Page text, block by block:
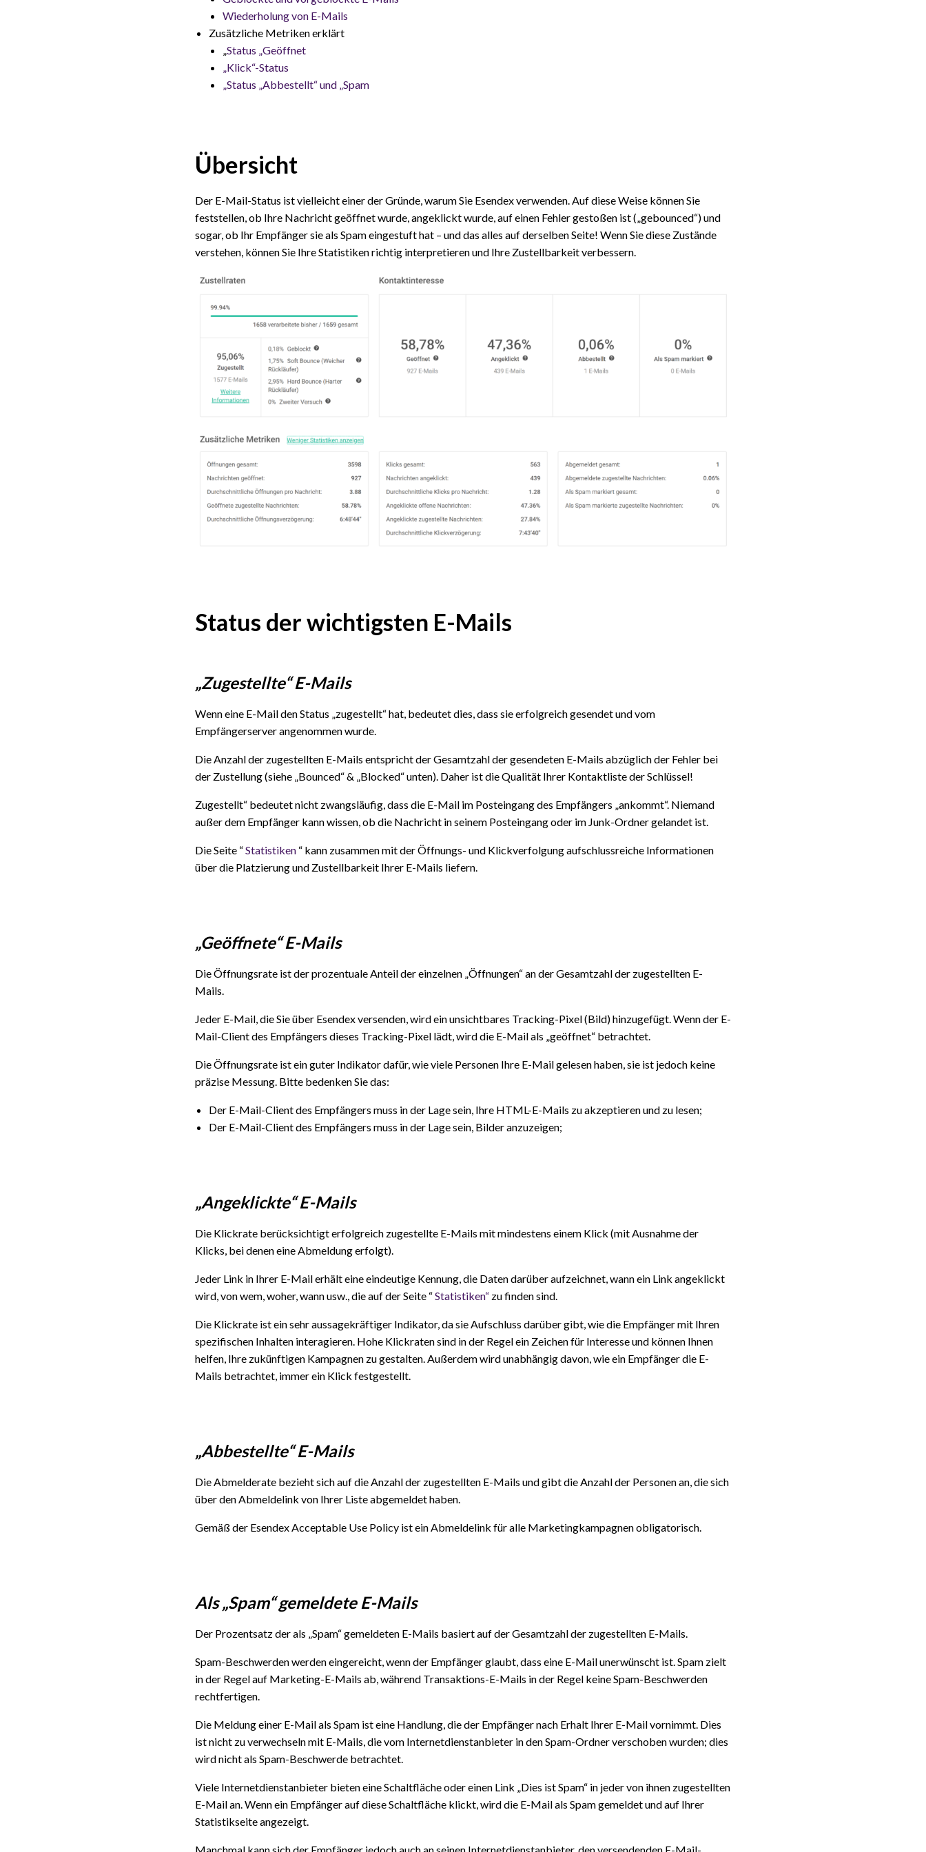
Wiederholung von E-Mails
Zusätzliche Metriken erklärt
Status „Geöffnet
„Klick“-Status
„Status „Abbestellt“ und „Spam
Übersicht
Der E-Mail-Status ist vielleicht einer der Gründe, warum Sie Esendex verwenden. Auf diese Weise können Sie
feststellen, ob Ihre Nachricht geöffnet wurde, angeklickt wurde, auf einen Fehler gestoßen ist („gebounced“) und
sogar, ob Ihr Empfänger sie als Spam eingestuft hat – und das alles auf derselben Seite! Wenn Sie diese Zustände
verstehen, können Sie Ihre Statistiken richtig interpretieren und Ihre Zustellbarkeit verbessern.
Status der wichtigsten E-Mails
„Zugestellte“ E-Mails
Wenn eine E-Mail den Status „zugestellt“ hat, bedeutet dies, dass sie erfolgreich gesendet undvom
Empfängerserver angenommenwurde.
Die Anzahl der zugestellten E-Mails entspricht der Gesamtzahl der gesendeten E-Mails abzüglich der Fehler bei
der Zustellung (siehe „Bounced“ & „Blocked“ unten). Daher ist die Qualität Ihrer Kontaktliste der Schlüssel!
Zugestellt“ bedeutet nicht zwangsläufig, dass die E-Mail im Posteingang des Empfängers „ankommt“. Niemand
außer dem Empfänger kann wissen, ob die Nachricht in seinem Posteingang oder im Junk-Ordner gelandet ist.
Die Seite “Statistiken“ kann zusammen mit der Öffnungs- und Klickverfolgung aufschlussreiche Informationen
über die Platzierung und Zustellbarkeit Ihrer E-Mails liefern.
„Geöffnete“ E-Mails
Die Öffnungsrate ist der prozentuale Anteil der einzelnen „Öffnungen“ an der Gesamtzahl der zugestellten E-
Mails.
Jeder E-Mail, die Sie über Esendex versenden, wird ein unsichtbares Tracking-Pixel (Bild) hinzugefügt. Wenn der E-
Mail-Client des Empfängers dieses Tracking-Pixel lädt, wird die E-Mail als „geöffnet“ betrachtet.
Die Öffnungsrate ist ein guter Indikator dafür, wie viele Personen Ihre E-Mail gelesen haben, sie ist jedoch keine
präzise Messung. Bitte bedenken Sie das:
Der E-Mail-Client des Empfängers muss in der Lage sein, Ihre HTML-E-Mails zu akzeptieren und zu lesen;
Der E-Mail-Client des Empfängers muss in der Lage sein, Bilder anzuzeigen;
„Angeklickte“ E-Mails
Die Klickrate berücksichtigt erfolgreich zugestellte E-Mails mit mindestens einem Klick (mit Ausnahme der
Klicks, bei denen eine Abmeldung erfolgt).
Jeder Link in Ihrer E-Mail erhält eine eindeutige Kennung, die Daten darüber aufzeichnet, wann ein Link angeklickt
wird, von wem, woher, wann usw., die auf der Seite “Statistiken“zu finden sind.
Die Klickrate ist ein sehr aussagekräftiger Indikator, da sie Aufschluss darüber gibt, wie die Empfänger mit Ihren
spezifischen Inhalten interagieren. Hohe Klickraten sind in der Regel ein Zeichen für Interesse und können Ihnen
helfen, Ihre zukünftigen Kampagnen zu gestalten. Außerdem wird unabhängig davon, wie ein Empfänger die E-
Mails betrachtet, immer ein Klick festgestellt.
„Abbestellte“ E-Mails
Die Abmelderate bezieht sich auf die Anzahl der zugestellten E-Mails und gibt die Anzahl der Personen an, die sich
über den Abmeldelink von Ihrer Liste abgemeldet haben.
Gemäß der Esendex Acceptable Use Policy ist ein Abmeldelink für alle Marketingkampagnen obligatorisch.
Als „Spam“ gemeldete E-Mails
Der Prozentsatz der als „Spam“ gemeldeten E-Mails basiert auf der Gesamtzahl der zugestellten E-Mails.
Spam-Beschwerden werden eingereicht, wenn der Empfänger glaubt, dass eine E-Mail unerwünscht ist. Spam zielt
in der Regel auf Marketing-E-Mails ab, während Transaktions-E-Mails in der Regel keine Spam-Beschwerden
rechtfertigen.
Die Meldung einer E-Mail als Spam ist eine Handlung, die der Empfänger nach Erhalt Ihrer E-Mail vornimmt. Dies
ist nicht zu verwechseln mit E-Mails, die vom Internetdienstanbieter in den Spam-Ordner verschoben wurden; dies
wird nicht als Spam-Beschwerde betrachtet.
Viele Internetdienstanbieter bieten eine Schaltfläche oder einen Link „Dies ist Spam“ in jeder von ihnen zugestellten
E-Mail an. Wenn ein Empfänger auf diese Schaltfläche klickt, wird die E-Mail als Spam gemeldet und auf Ihrer
Statistikseite angezeigt.